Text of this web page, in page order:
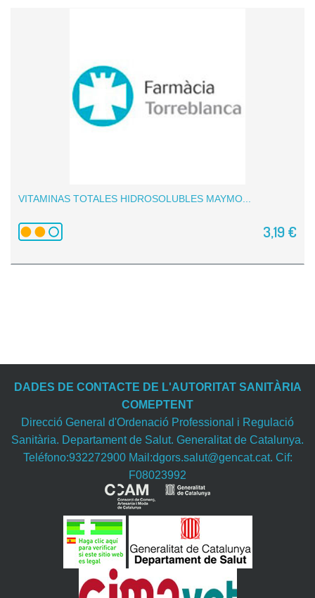
VITAMINAS TOTALES HIDROSOLUBLES MAYMO...
3,19 €
DADES DE CONTACTE DE L'AUTORITAT SANITÀRIA
COMEPTENT
Direcció General d'Ordenació Professional i Regulació
Sanitària. Departament de Salut. Generalitat de Catalunya.
Teléfono:932272900 Mail:dgors.salut@gencat.cat. Cif:
F08023992